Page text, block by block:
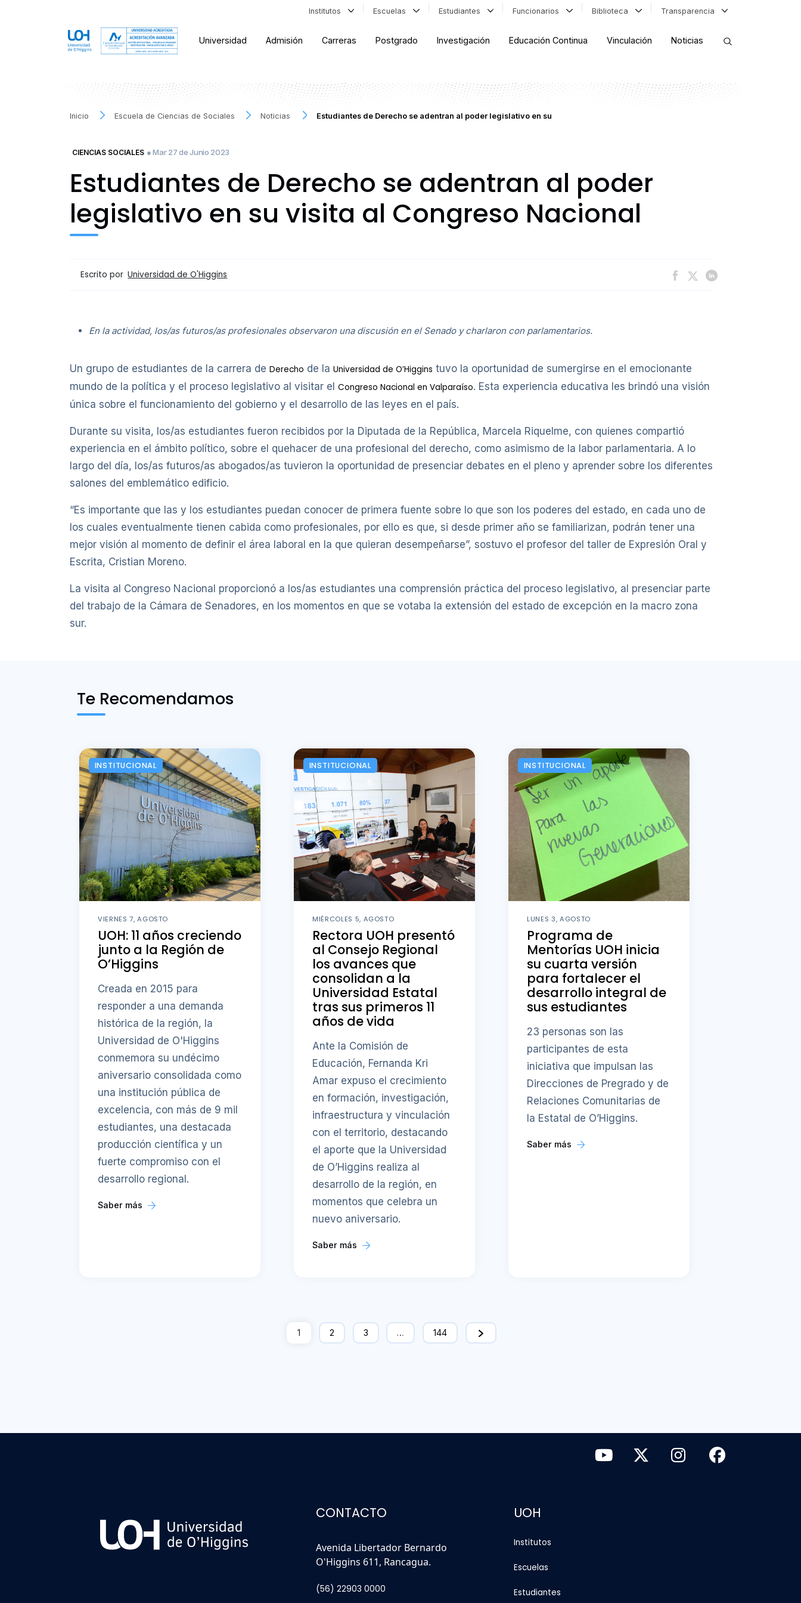
Institutos Escuelas Estudiantes Funcionarios Biblioteca Transparencia
Universidad Admisión Carreras Postgrado Investigación Educación Continua Vinculación Noticias
Inicio Escuela de Ciencias de Sociales Noticias Estudiantes de Derecho se adentran al poder legislativo en su
CIENCIAS SOCIALES ● Mar 27 de Junio 2023
Estudiantes de Derecho se adentran al poder
legislativo en su visita al Congreso Nacional
Escrito por Universidad de O'Higgins
En la actividad, los/as futuros/as profesionales observaron una discusión en el Senado y charlaron con parlamentarios.
Un grupo de estudiantes de la carrera de Derecho de la Universidad de O’Higgins tuvo la oportunidad de sumergirse en el emocionante
mundo de la política y el proceso legislativo al visitar el Congreso Nacional en Valparaíso. Esta experiencia educativa les brindó una visión
única sobre el funcionamiento del gobierno y el desarrollo de las leyes en el país.
Durante su visita, los/as estudiantes fueron recibidos por la Diputada de la República, Marcela Riquelme, con quienes compartió
experiencia en el ámbito político, sobre el quehacer de una profesional del derecho, como asimismo de la labor parlamentaria. A lo
largo del día, los/as futuros/as abogados/as tuvieron la oportunidad de presenciar debates en el pleno y aprender sobre los diferentes
salones del emblemático edificio.
“Es importante que las y los estudiantes puedan conocer de primera fuente sobre lo que son los poderes del estado, en cada uno de
los cuales eventualmente tienen cabida como profesionales, por ello es que, si desde primer año se familiarizan, podrán tener una
mejor visión al momento de definir el área laboral en la que quieran desempeñarse”, sostuvo el profesor del taller de Expresión Oral y
Escrita, Cristian Moreno.
La visita al Congreso Nacional proporcionó a los/as estudiantes una comprensión práctica del proceso legislativo, al presenciar parte
del trabajo de la Cámara de Senadores, en los momentos en que se votaba la extensión del estado de excepción en la macro zona
sur.
Te Recomendamos
INSTITUCIONAL
VIERNES 7, AGOSTO
UOH: 11 años creciendo
junto a la Región de
O’Higgins
Creada en 2015 para
responder a una demanda
histórica de la región, la
Universidad de O'Higgins
conmemora su undécimo
aniversario consolidada como
una institución pública de
excelencia, con más de 9 mil
estudiantes, una destacada
producción científica y un
fuerte compromiso con el
desarrollo regional.
Saber más
INSTITUCIONAL
MIÉRCOLES 5, AGOSTO
Rectora UOH presentó
al Consejo Regional
los avances que
consolidan a la
Universidad Estatal
tras sus primeros 11
años de vida
Ante la Comisión de
Educación, Fernanda Kri
Amar expuso el crecimiento
en formación, investigación,
infraestructura y vinculación
con el territorio, destacando
el aporte que la Universidad
de O’Higgins realiza al
desarrollo de la región, en
momentos que celebra un
nuevo aniversario.
Saber más
INSTITUCIONAL
LUNES 3, AGOSTO
Programa de
Mentorías UOH inicia
su cuarta versión
para fortalecer el
desarrollo integral de
sus estudiantes
23 personas son las
participantes de esta
iniciativa que impulsan las
Direcciones de Pregrado y de
Relaciones Comunitarias de
la Estatal de O’Higgins.
Saber más
1 2 3 … 144
CONTACTO
Avenida Libertador Bernardo
O'Higgins 611, Rancagua.
(56) 22903 0000
UOH
Institutos
Escuelas
Estudiantes